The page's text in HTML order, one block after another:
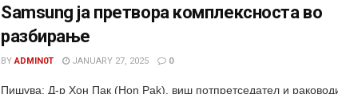
Samsung ја претвора комплексноста во
разбирање
BY ADMIN0T JANUARY 27, 2025 0
Пишува: Д-р Хон Пак (Hon Pak), виш потпретседател и